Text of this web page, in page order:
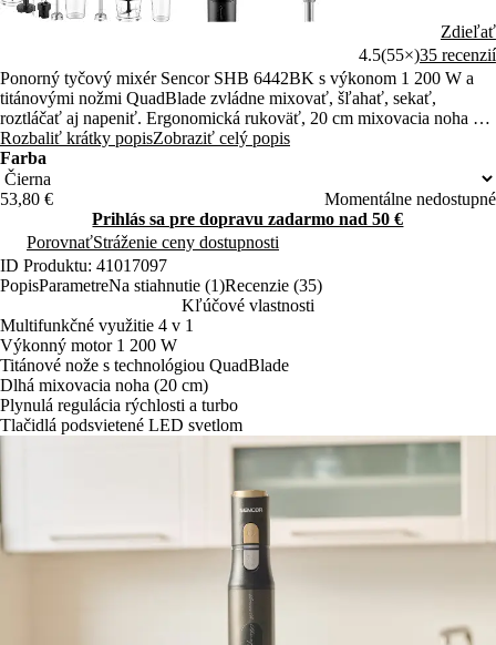
Zdieľať
4.5(55×)35 recenzií
Ponorný tyčový mixér Sencor SHB 6442BK s výkonom 1 200 W a
titánovými nožmi QuadBlade zvládne mixovať, šľahať, sekať,
roztláčať aj napeniť. Ergonomická rukoväť, 20 cm mixovacia noha a
odmerná nádoba 800 ml.
Rozbaliť krátky popisZobraziť celý popis
Farba
53,80 €
Momentálne nedostupné
Prihlás sa pre dopravu zadarmo nad 50 €
PorovnaťStráženie ceny dostupnosti
ID Produktu: 41017097
PopisParametreNa stiahnutie (1)Recenzie (35)
Kľúčové vlastnosti
Multifunkčné využitie 4 v 1
Výkonný motor 1 200 W
Titánové nože s technológiou QuadBlade
Dlhá mixovacia noha (20 cm)
Plynulá regulácia rýchlosti a turbo
Tlačidlá podsvietené LED svetlom